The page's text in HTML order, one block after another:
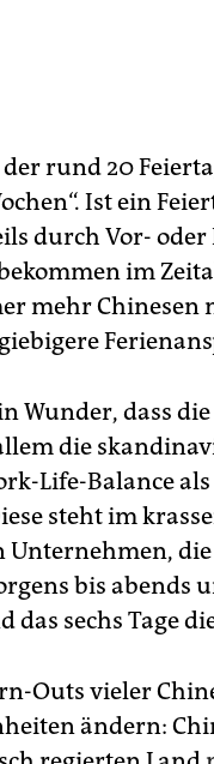
rund 20
Ist ein
durch Vor-
im
mehr Chinesen
Wunder, dass
die
Life-Balance
steht im
Unternehmen,
bis
das sechs Tage
Outs vieler
ändern: